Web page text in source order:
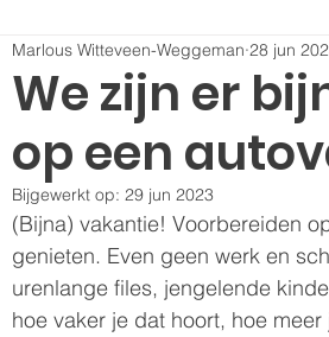
We zijn er
op een
Marlous Witteveen-Weggeman 28 jun
Bijgewerkt op: 29 jun 2023
(Bijna) vakantie! Voorbereiden
genieten. Even geen werk en
urenlange files, jengelende
hoe vaker je dat hoort, hoe